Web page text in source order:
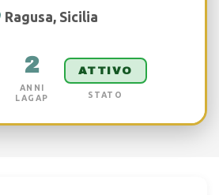
Ragusa, Sicilia
2
ANNI
LAGAP
ATTIVO
STATO